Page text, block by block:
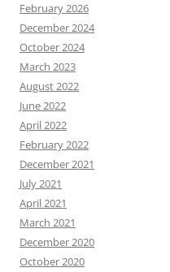
February 2026
December 2024
October 2024
March 2023
August 2022
June 2022
April 2022
February 2022
December 2021
July 2021
April 2021
March 2021
December 2020
October 2020